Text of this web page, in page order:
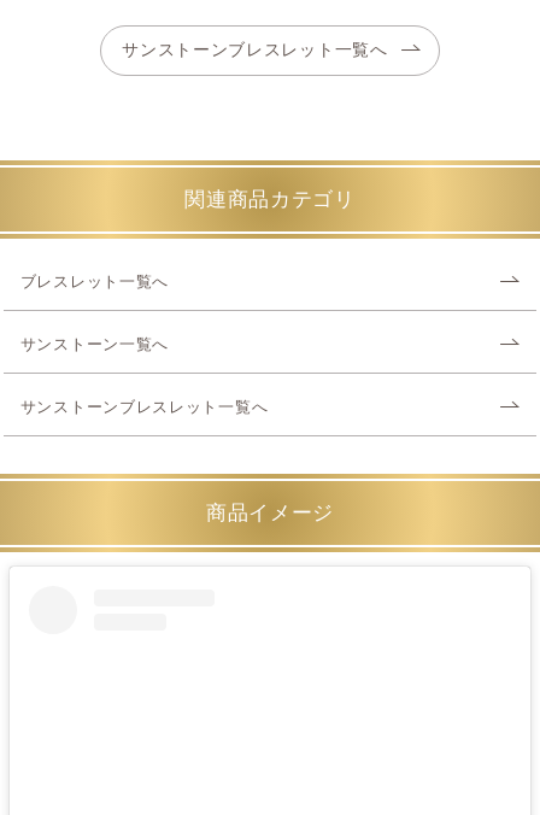
サンストーンブレスレット一覧へ
関連商品カテゴリ
ブレスレット一覧へ
サンストーン一覧へ
サンストーンブレスレット一覧へ
商品イメージ